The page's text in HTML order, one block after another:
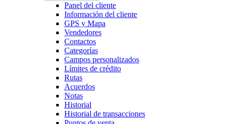
Panel del cliente
Información del cliente
GPS y Mapa
Vendedores
Contactos
Categorías
Campos personalizados
Límites de crédito
Rutas
Acuerdos
Notas
Historial
Historial de transacciones